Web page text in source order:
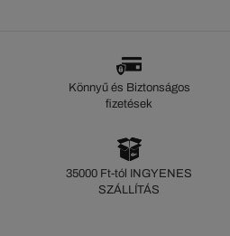
Könnyű és Biztonságos
fizetések
35000 Ft-tól INGYENES
SZÁLLÍTÁS